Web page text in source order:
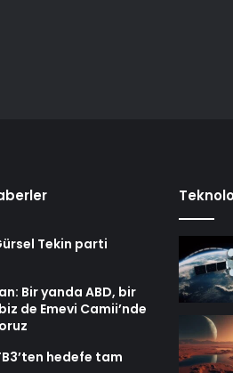
Tekin parti
Bir yanda ABD, bir
de Emevi Camii’nde
hedefe tam